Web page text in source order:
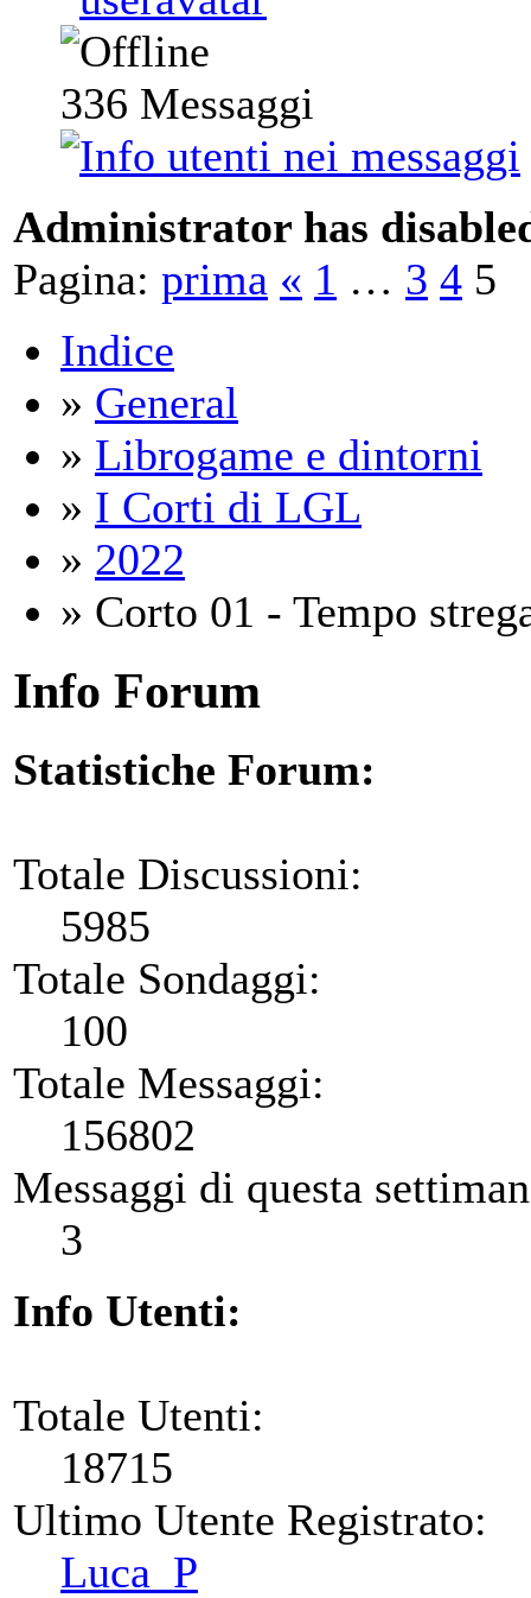
336 Messaggi
Administrator has
Pagina: prima « 1 … 3 4 5
Indice
» General
» Librogame e dintorni
» I Corti di LGL
» 2022
» Corto 01 - Tempo
Info Forum
Statistiche Forum:
Totale Discussioni:
5985
Totale Sondaggi:
100
Totale Messaggi:
156802
Messaggi di questa
3
Info Utenti:
Totale Utenti:
18715
Ultimo Utente Registrato:
Luca_P